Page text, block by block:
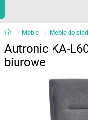
Meble Meble do
Autronic KA-
biurowe